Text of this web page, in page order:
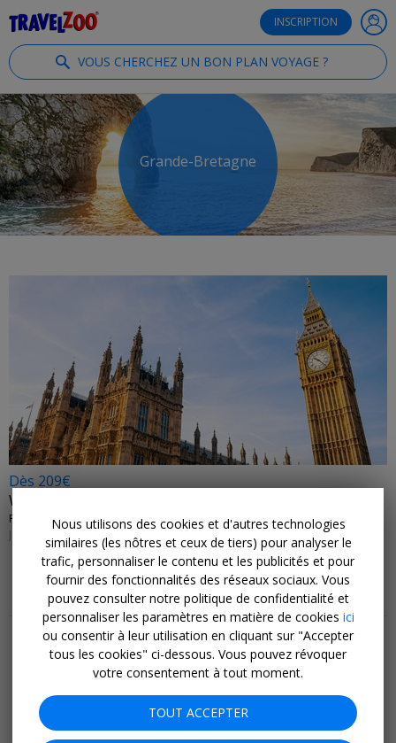
INSCRIPTION
VOUS CHERCHEZ UN BON PLAN VOYAGE ?
Grande-Bretagne
Dès 209€
Week-end à Londres et vols
PERFECT ESCAPES • ROYAUME-UNI
JUSQU'EN MARS 2027
Plus de bons plans et de conseils
Meilleures offres
Dernière minute
Séjours
Hôtels
Vols
Croisières
Nous utilisons des cookies et d'autres technologies
similaires (les nôtres et ceux de tiers) pour analyser le
trafic, personnaliser le contenu et les publicités et pour
fournir des fonctionnalités des réseaux sociaux. Vous
pouvez consulter notre politique de confidentialité et
personnaliser les paramètres en matière de cookies ici
ou consentir à leur utilisation en cliquant sur "Accepter
tous les cookies" ci-dessous. Vous pouvez révoquer
votre consentement à tout moment.
TOUT ACCEPTER